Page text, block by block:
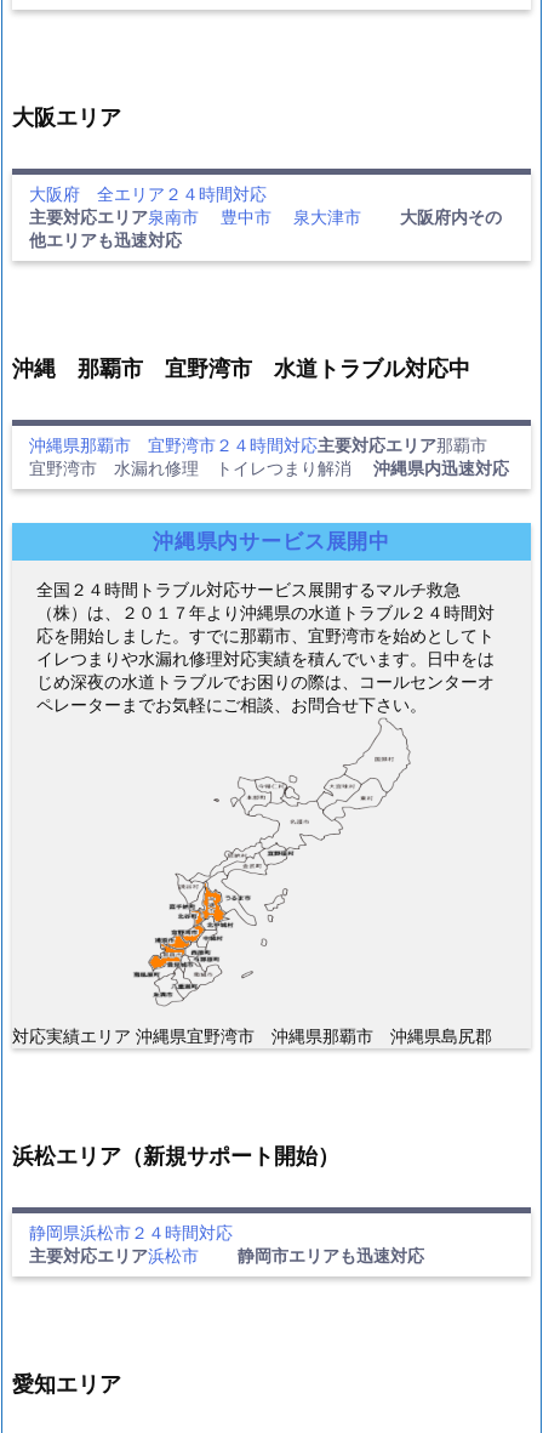
大阪エリア
大阪府 全エリア２４時間対応
主要対応エリア泉南市 豊中市 泉大津市
大阪府内その
他エリアも迅速対応
沖縄 那覇市 宜野湾市 水道トラブル対応中
沖縄県那覇市 宜野湾市２４時間対応主要対応エリア那覇市
宜野湾市 水漏れ修理 トイレつまり解消 沖縄県内迅速対応
沖縄県内サービス展開中
全国２４時間トラブル対応サービス展開するマルチ救急
（株）は、２０１７年より沖縄県の水道トラブル２４時間対
応を開始しました。すでに那覇市、宜野湾市を始めとしてト
イレつまりや水漏れ修理対応実績を積んでいます。日中をは
じめ深夜の水道トラブルでお困りの際は、コールセンターオ
ペレーターまでお気軽にご相談、お問合せ下さい。
対応実績エリア 沖縄県宜野湾市 沖縄県那覇市 沖縄県島尻郡
浜松エリア（新規サポート開始）
静岡県浜松市２４時間対応
主要対応エリア浜松市 静岡市エリアも迅速対応
愛知エリア